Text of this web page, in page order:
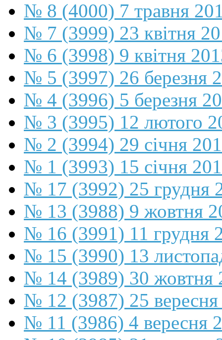
№ 8 (4000) 7 травня
№ 7 (3999) 23 квітня
№ 6 (3998) 9 квітня
№ 5 (3997) 26 березня
№ 4 (3996) 5 березня
№ 3 (3995) 12 лютого
№ 2 (3994) 29 січня
№ 1 (3993) 15 січня
№ 17 (3992) 25 грудня
№ 13 (3988) 9 жовтня
№ 16 (3991) 11 грудня
№ 15 (3990) 13
№ 14 (3989) 30 жовтня
№ 12 (3987) 25
№ 11 (3986) 4 вересня